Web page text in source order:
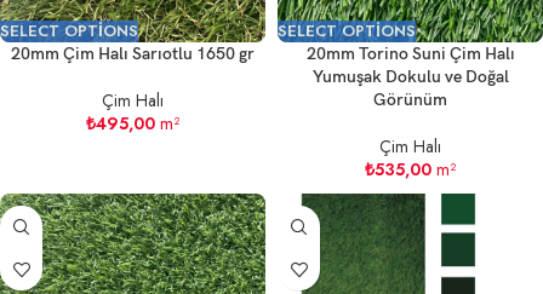
SELECT OPTIONS
20mm Çim Halı Sarıotlu 1650 gr
Çim Halı
₺495,00 m²
SELECT OPTIONS
20mm Torino Suni Çim Halı
Yumuşak Dokulu ve Doğal
Görünüm
Çim Halı
₺535,00 m²